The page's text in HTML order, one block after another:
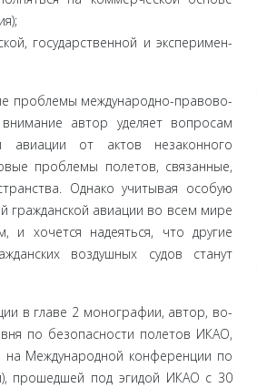
государственной и эксперимен­
проблемы международно-правово­
автор уделяет вопросам
авиации от актов незаконного
проблемы полетов, связанные,
Однако учитывая особую
гражданской авиации во всем мире
хочется надеяться, что другие
воздушных судов станут
в главе 2 монографии, автор, во-
по безопасности полетов ИКАО,
Международной конференции по
прошедшей под эгидой ИКАО с 30